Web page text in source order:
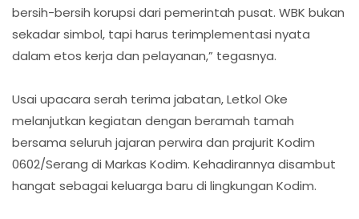
bersih-bersih korupsi dari pemerintah pusat. WBK bukan
sekadar simbol, tapi harus terimplementasi nyata
dalam etos kerja dan pelayanan,” tegasnya.
Usai upacara serah terima jabatan, Letkol Oke
melanjutkan kegiatan dengan beramah tamah
bersama seluruh jajaran perwira dan prajurit Kodim
0602/Serang di Markas Kodim. Kehadirannya disambut
hangat sebagai keluarga baru di lingkungan Kodim.